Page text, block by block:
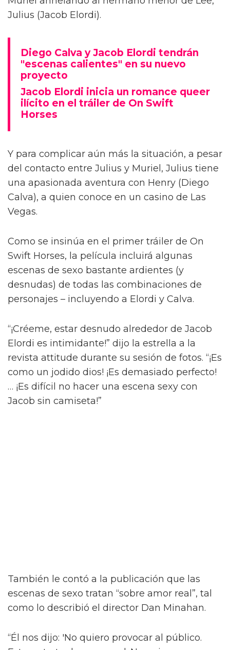
desnudas con el actor de Euphoria y su novio
en pantalla Jacob Elordi para On Swift Horses,
describiéndolas como 'intimidantes'.
Basada en el libro de Shannon Pufahl, On
Swift Horses sigue a la pareja casada Muriel
(Daisy Edgar-Jones) y Lee (Will Poulter) – con
Muriel anhelando al hermano menor de Lee,
Diego Calva y Jacob Elordi tendrán
"escenas calientes" en su nuevo
proyecto
Jacob Elordi inicia un romance queer
ilícito en el tráiler de On Swift
Y para complicar aún más la situación, a pesar
del contacto entre Julius y Muriel, Julius tiene
una apasionada aventura con Henry (Diego
Calva), a quien conoce en un casino de Las
Como se insinúa en el primer tráiler de On
Swift Horses, la película incluirá algunas
escenas de sexo bastante ardientes (y
desnudas) de todas las combinaciones de